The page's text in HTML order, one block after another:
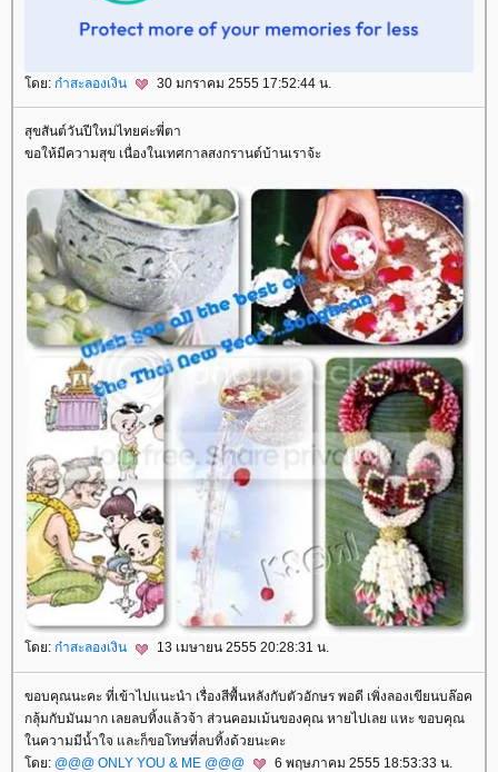
ดย: ก๋าสะลองเงิน 30 มกราคม 2555 17:52:44 น.
สุขสันต์วันปีใหม่ไทยค่ะพี่ตา
ขอให้มีความสุข เนื่องในเทศกาลสงกรานต์บ้านเราจ้ะ
ดย: ก๋าสะลองเงิน 13 เมษายน 2555 20:28:31 น.
ขอบคุณนะคะ ที่เข้าไปแนะนำ เรื่องสีพื้นหลังกับตัวอักษร พอดี เพิ่งลองเขียนบล๊อค
กลุ้มกับมันมาก เลยลบทิ้งแล้วจ้า ส่วนคอมเม้นของคุณ หายไปเลย แหะ ขอบคุณ
นความมีน้ำใจ และก็ขอโทษที่ลบทิ้งด้วยนะคะ
ดย: @@@ ONLY YOU & ME @@@ 6 พฤษภาคม 2555 18:53:33 น.